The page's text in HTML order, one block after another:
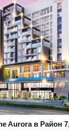
Aurora в Район